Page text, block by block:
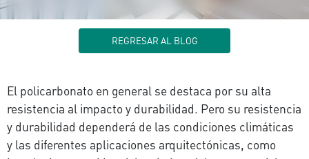
REGRESAR AL BLOG
El policarbonato en general se destaca por su alta
resistencia al impacto y durabilidad. Pero su resistencia
y durabilidad dependerá de las condiciones climáticas
y las diferentes aplicaciones arquitectónicas, como